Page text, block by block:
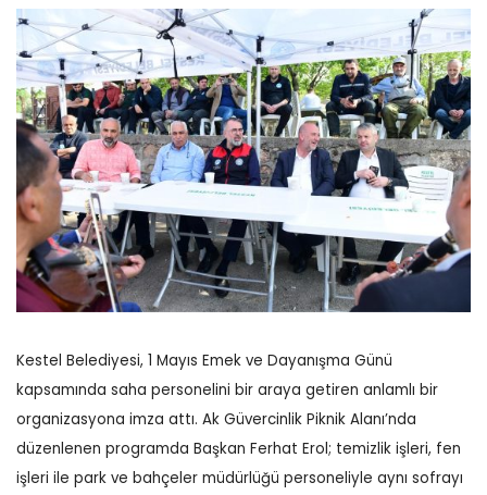
Kestel Belediyesi, 1 Mayıs Emek ve Dayanışma Günü
kapsamında saha personelini bir araya getiren anlamlı bir
organizasyona imza attı. Ak Güvercinlik Piknik Alanı’nda
düzenlenen programda Başkan Ferhat Erol; temizlik işleri, fen
işleri ile park ve bahçeler müdürlüğü personeliyle aynı sofrayı